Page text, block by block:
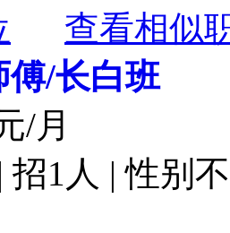
查看相似
傅/长白班
/月
招1人 | 性别